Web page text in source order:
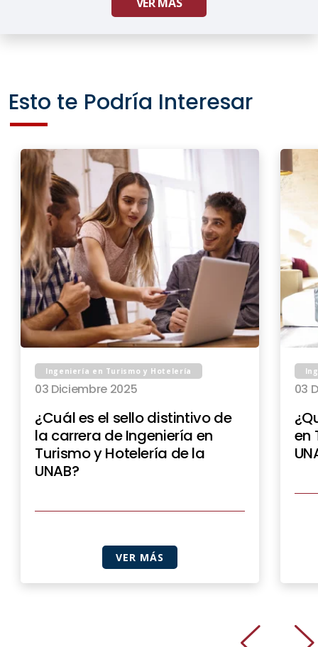
Esto te Podría Interesar
Ingeniería en Turismo y Hotelería
03 Diciembre 2025
¿Cuál es el sello distintivo de
la carrera de Ingeniería en
Turismo y Hotelería de la
UNAB?
VER MÁS
03
en